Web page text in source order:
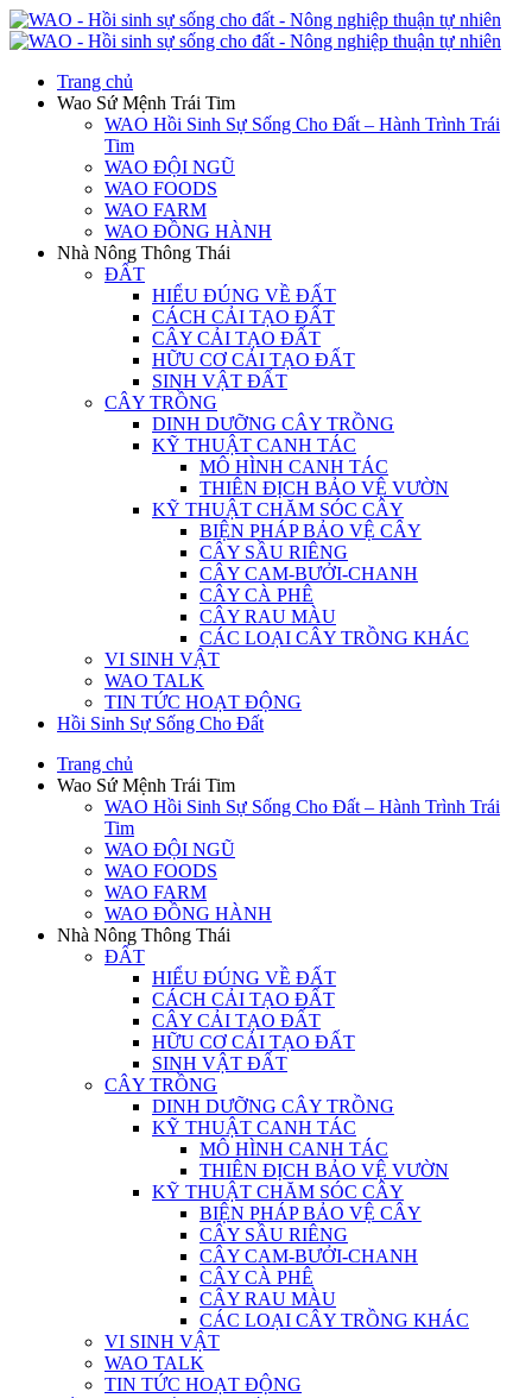
Trang chủ
Wao Sứ Mệnh Trái Tim
WAO Hồi Sinh Sự Sống Cho Đất – Hành Trình Trái
Tim
WAO ĐỘI NGŨ
WAO FOODS
WAO FARM
WAO ĐỒNG HÀNH
Nhà Nông Thông Thái
ĐẤT
HIỂU ĐÚNG VỀ ĐẤT
CÁCH CẢI TẠO ĐẤT
CÂY CẢI TẠO ĐẤT
HỮU CƠ CẢI TẠO ĐẤT
SINH VẬT ĐẤT
CÂY TRỒNG
DINH DƯỠNG CÂY TRỒNG
KỸ THUẬT CANH TÁC
MÔ HÌNH CANH TÁC
THIÊN ĐỊCH BẢO VỆ VƯỜN
KỸ THUẬT CHĂM SÓC CÂY
BIỆN PHÁP BẢO VỆ CÂY
CÂY SẦU RIÊNG
CÂY CAM-BƯỞI-CHANH
CÂY CÀ PHÊ
CÂY RAU MÀU
CÁC LOẠI CÂY TRỒNG KHÁC
VI SINH VẬT
WAO TALK
TIN TỨC HOẠT ĐỘNG
Hồi Sinh Sự Sống Cho Đất
Trang chủ
Wao Sứ Mệnh Trái Tim
WAO Hồi Sinh Sự Sống Cho Đất – Hành Trình Trái
Tim
WAO ĐỘI NGŨ
WAO FOODS
WAO FARM
WAO ĐỒNG HÀNH
Nhà Nông Thông Thái
ĐẤT
HIỂU ĐÚNG VỀ ĐẤT
CÁCH CẢI TẠO ĐẤT
CÂY CẢI TẠO ĐẤT
HỮU CƠ CẢI TẠO ĐẤT
SINH VẬT ĐẤT
CÂY TRỒNG
DINH DƯỠNG CÂY TRỒNG
KỸ THUẬT CANH TÁC
MÔ HÌNH CANH TÁC
THIÊN ĐỊCH BẢO VỆ VƯỜN
KỸ THUẬT CHĂM SÓC CÂY
BIỆN PHÁP BẢO VỆ CÂY
CÂY SẦU RIÊNG
CÂY CAM-BƯỞI-CHANH
CÂY CÀ PHÊ
CÂY RAU MÀU
CÁC LOẠI CÂY TRỒNG KHÁC
VI SINH VẬT
WAO TALK
TIN TỨC HOẠT ĐỘNG